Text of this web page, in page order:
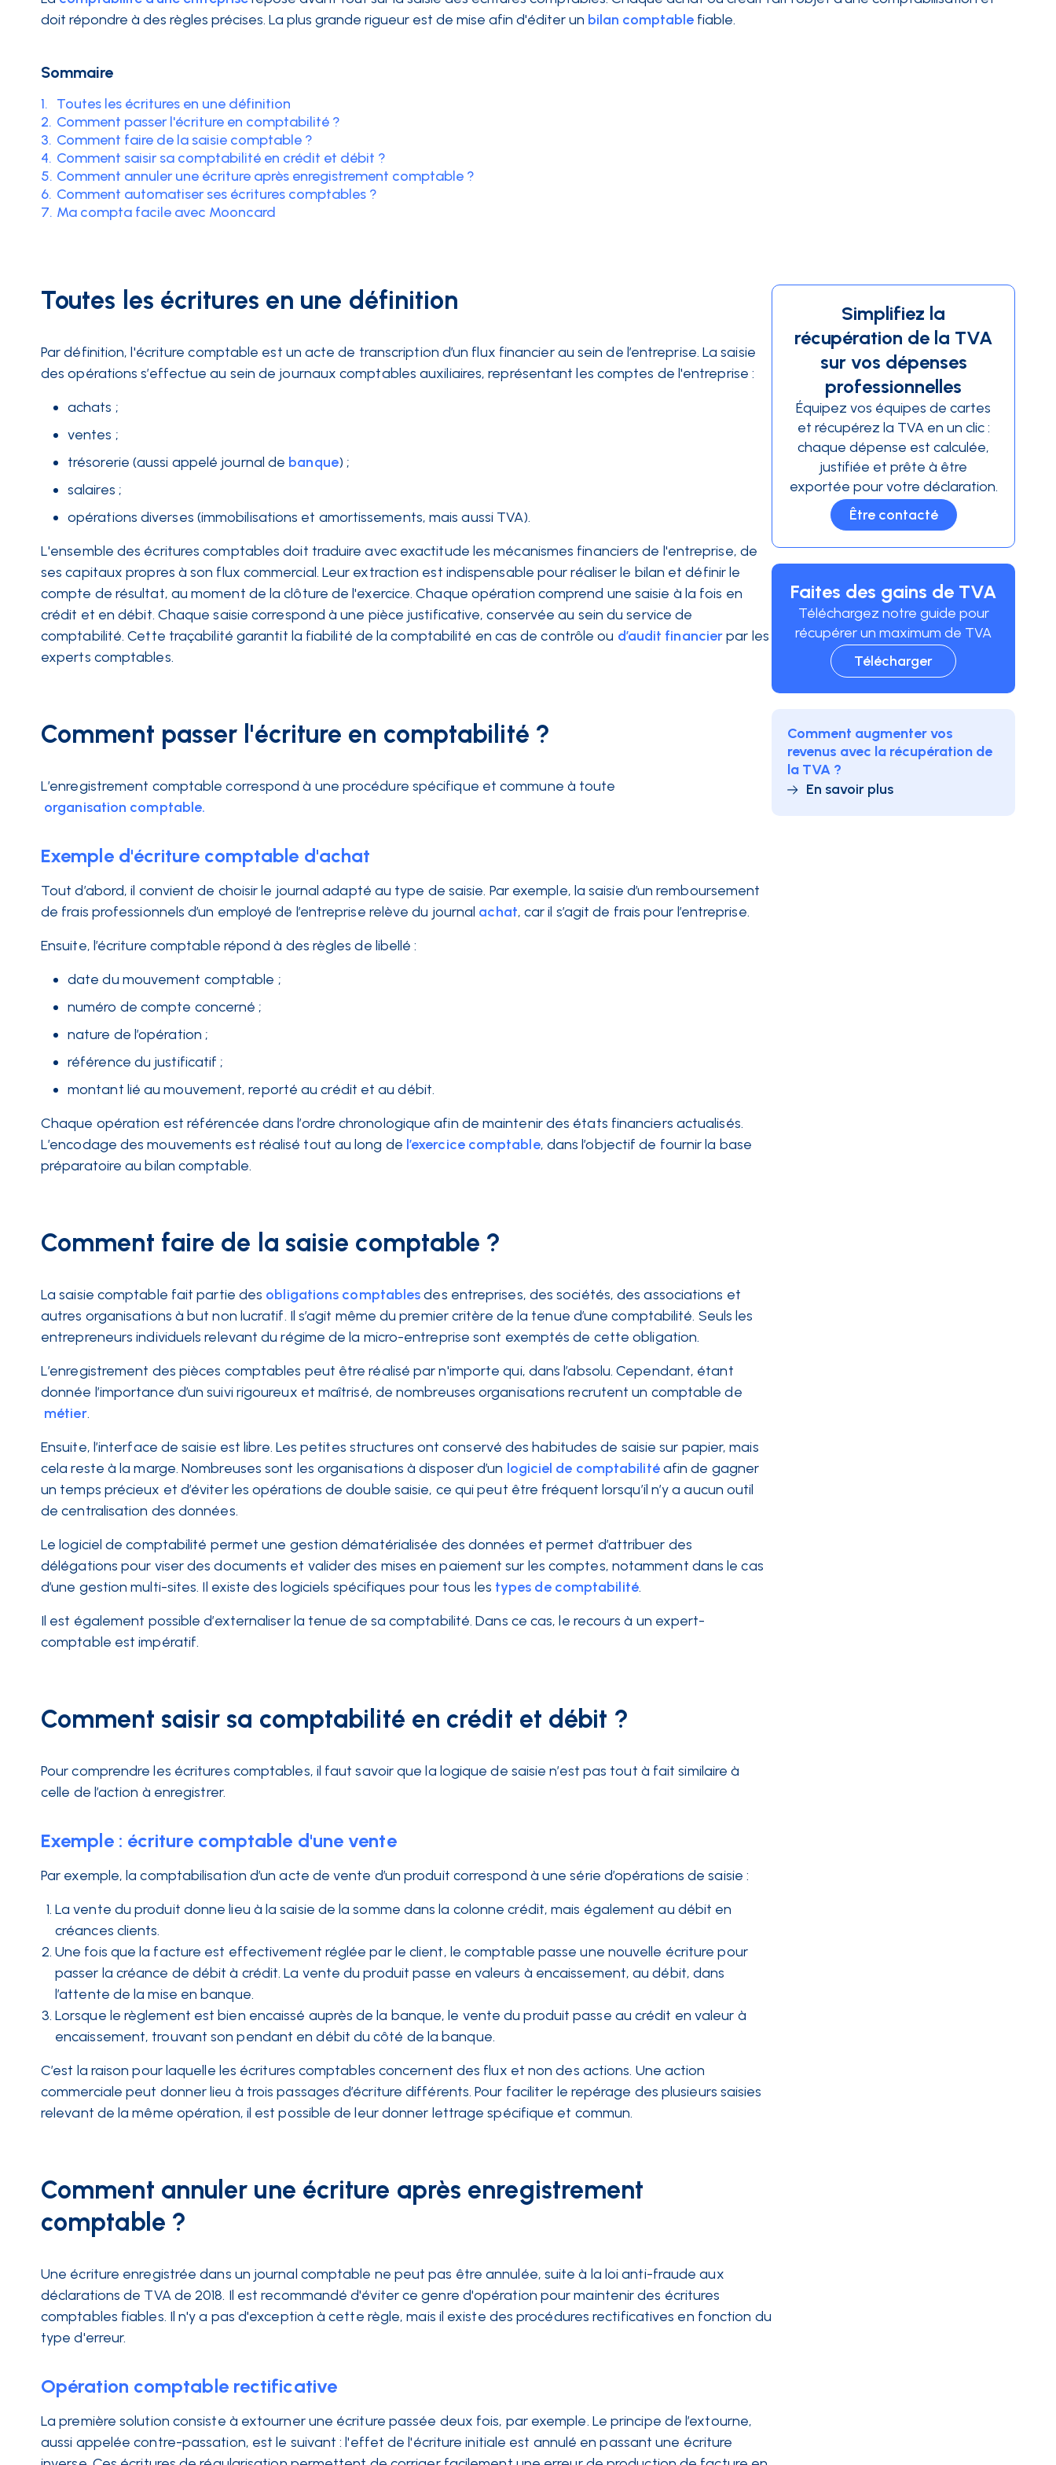
doit répondre à des règles précises. La plus grande rigueur est de mise afin d'éditer un bilan comptable fiable.
Sommaire
1. Toutes les écritures en une définition
2. Comment passer l'écriture en comptabilité ?
3. Comment faire de la saisie comptable ?
4. Comment saisir sa comptabilité en crédit et débit ?
5. Comment annuler une écriture après enregistrement comptable ?
6. Comment automatiser ses écritures comptables ?
7. Ma compta facile avec Mooncard
Toutes les écritures en une définition
Par définition, l'écriture comptable est un acte de transcription d’un flux financier au sein de l’entreprise. La saisie
des opérations s’effectue au sein de journaux comptables auxiliaires, représentant les comptes de l'entreprise :
achats ;
ventes ;
trésorerie (aussi appelé journal de banque) ;
salaires ;
opérations diverses (immobilisations et amortissements, mais aussi TVA).
L'ensemble des écritures comptables doit traduire avec exactitude les mécanismes financiers de l'entreprise, de
ses capitaux propres à son flux commercial. Leur extraction est indispensable pour réaliser le bilan et définir le
compte de résultat, au moment de la clôture de l'exercice. Chaque opération comprend une saisie à la fois en
crédit et en débit. Chaque saisie correspond à une pièce justificative, conservée au sein du service de
comptabilité. Cette traçabilité garantit la fiabilité de la comptabilité en cas de contrôle ou d’audit financierpar les
experts comptables.
Comment passer l'écriture en comptabilité ?
L’enregistrement comptable correspond à une procédure spécifique et commune à toute
organisation comptable.
Exemple d'écriture comptable d'achat
Tout d’abord, il convient de choisir le journal adapté au type de saisie. Par exemple, la saisie d’un remboursement
de frais professionnels d’un employé de l’entreprise relève du journal achat, car il s’agit de frais pour l’entreprise.
Ensuite, l’écriture comptable répond à des règles de libellé :
date du mouvement comptable ;
numéro de compte concerné ;
nature de l’opération ;
référence du justificatif ;
montant lié au mouvement, reporté au crédit et au débit.
Chaque opération est référencée dans l’ordre chronologique afin de maintenir des états financiers actualisés.
L’encodage des mouvements est réalisé tout au long de l’exercice comptable, dans l’objectif de fournir la base
préparatoire au bilan comptable.
Comment faire de la saisie comptable ?
La saisie comptable fait partie des obligations comptablesdes entreprises, des sociétés, des associations et
autres organisations à but non lucratif. Il s’agit même du premier critère de la tenue d’une comptabilité. Seuls les
entrepreneurs individuels relevant du régime de la micro-entreprise sont exemptés de cette obligation.
L’enregistrement des pièces comptables peut être réalisé par n'importe qui, dans l’absolu. Cependant, étant
donnée l’importance d’un suivi rigoureux et maîtrisé, de nombreuses organisations recrutent un comptable de
métier.
Ensuite, l’interface de saisie est libre. Les petites structures ont conservé des habitudes de saisie sur papier, mais
cela reste à la marge. Nombreuses sont les organisations à disposer d’un logiciel de comptabilitéafin de gagner
un temps précieux et d’éviter les opérations de double saisie, ce qui peut être fréquent lorsqu’il n’y a aucun outil
de centralisation des données.
Le logiciel de comptabilité permet une gestion dématérialisée des données et permet d’attribuer des
délégations pour viser des documents et valider des mises en paiement sur les comptes, notamment dans le cas
d’une gestion multi-sites. Il existe des logiciels spécifiques pour tous les types de comptabilité.
Il est également possible d’externaliser la tenue de sa comptabilité. Dans ce cas, le recours à un expert-
comptable est impératif.
Comment saisir sa comptabilité en crédit et débit ?
Pour comprendre les écritures comptables, il faut savoir que la logique de saisie n’est pas tout à fait similaire à
celle de l’action à enregistrer.
Exemple : écriture comptable d'une vente
Par exemple, la comptabilisation d’un acte de vente d’un produit correspond à une série d’opérations de saisie :
La vente du produit donne lieu à la saisie de la somme dans la colonne crédit, mais également au débit en
créances clients.
Une fois que la facture est effectivement réglée par le client, le comptable passe une nouvelle écriture pour
passer la créance de débit à crédit. La vente du produit passe en valeurs à encaissement, au débit, dans
l’attente de la mise en banque.
Lorsque le règlement est bien encaissé auprès de la banque, le vente du produit passe au crédit en valeur à
encaissement, trouvant son pendant en débit du côté de la banque.
C’est la raison pour laquelle les écritures comptables concernent des flux et non des actions. Une action
commerciale peut donner lieu à trois passages d’écriture différents. Pour faciliter le repérage des plusieurs saisies
relevant de la même opération, il est possible de leur donner lettrage spécifique et commun.
Comment annuler une écriture après enregistrement
comptable ?
Une écriture enregistrée dans un journal comptable ne peut pas être annulée, suite à la loi anti-fraude aux
déclarations de TVA de 2018. Il est recommandé d'éviter ce genre d'opération pour maintenir des écritures
comptables fiables. Il n'y a pas d'exception à cette règle, mais il existe des procédures rectificatives en fonction du
type d'erreur.
Opération comptable rectificative
La première solution consiste à extourner une écriture passée deux fois, par exemple. Le principe de l’extourne,
aussi appelée contre-passation, est le suivant : l'effet de l'écriture initiale est annulé en passant une écriture
Simplifiez la
récupération de la TVA
sur vos dépenses
professionnelles
Équipez vos équipes de cartes
et récupérez la TVA en un clic :
chaque dépense est calculée,
justifiée et prête à être
exportée pour votre déclaration.
Être contacté
Faites des gains de TVA
Téléchargez notre guide pour
récupérer un maximum de TVA
Télécharger
Comment augmenter vos
revenus avec la récupération de
la TVA ?
En savoir plus